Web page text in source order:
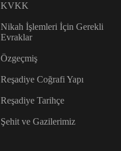
KVKK
Nikah İşlemleri İçin Gerekli
Evraklar
Özgeçmiş
Reşadiye Coğrafi Yapı
Reşadiye Tarihçe
Şehit ve Gazilerimiz